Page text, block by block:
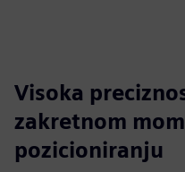
Visoka
zakretnom
pozicioniranju